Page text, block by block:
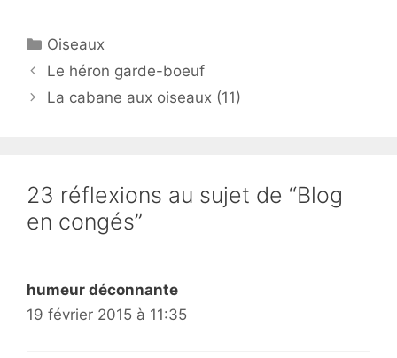
Catégories
Oiseaux
Le héron garde-boeuf
La cabane aux oiseaux (11)
23 réflexions au sujet de “Blog
en congés”
humeur déconnante
19 février 2015 à 11:35